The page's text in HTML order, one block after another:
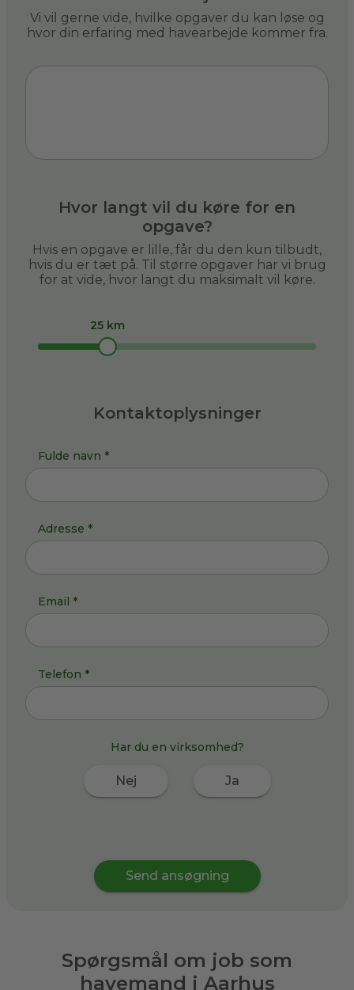
Vi vil gerne vide, hvilke opgaver du kan løse og
hvor din erfaring med havearbejde kommer fra.
Hvor langt vil du køre for en
opgave?
Hvis en opgave er lille, får du den kun tilbudt,
hvis du er tæt på. Til større opgaver har vi brug
for at vide, hvor langt du maksimalt vil køre.
25 km
Kontaktoplysninger
Fulde navn *
Adresse *
Email *
Telefon *
Har du en virksomhed?
Nej Ja
Send ansøgning
Spørgsmål om job som
havemand i Aarhus